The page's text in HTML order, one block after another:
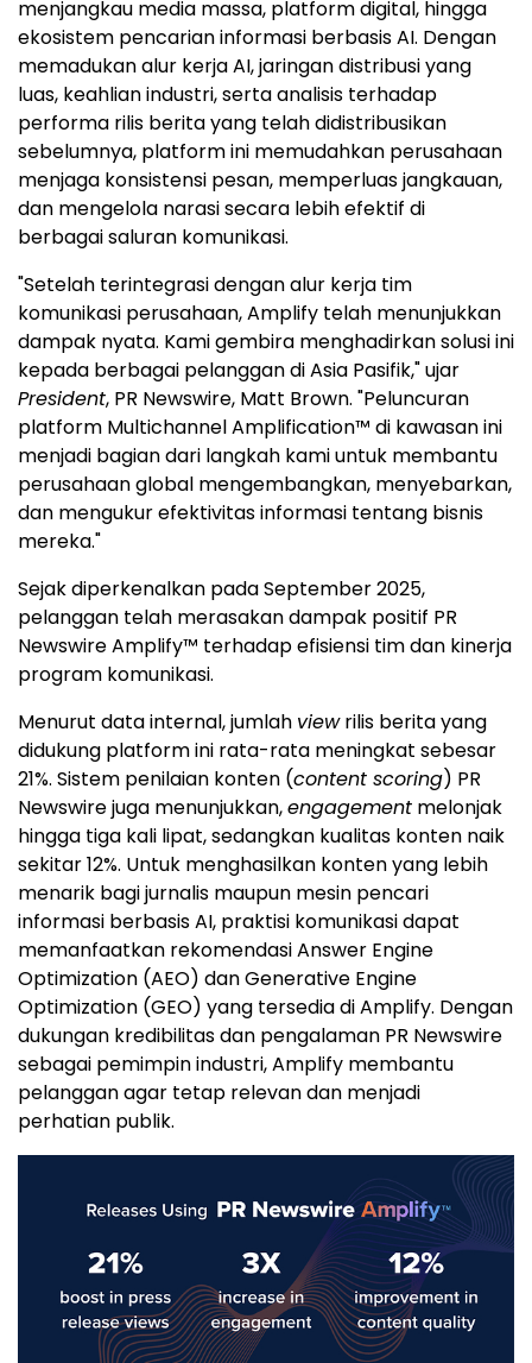
menjangkau media massa, platform digital, hingga
ekosistem pencarian informasi berbasis AI. Dengan
memadukan alur kerja AI, jaringan distribusi yang
luas, keahlian industri, serta analisis terhadap
performa rilis berita yang telah didistribusikan
sebelumnya, platform ini memudahkan perusahaan
menjaga konsistensi pesan, memperluas jangkauan,
dan mengelola narasi secara lebih efektif di
berbagai saluran komunikasi.
"Setelah terintegrasi dengan alur kerja tim
komunikasi perusahaan, Amplify telah menunjukkan
dampak nyata. Kami gembira menghadirkan solusi ini
kepada berbagai pelanggan di Asia Pasifik," ujar
President, PR Newswire, Matt Brown. "Peluncuran
platform Multichannel Amplification™ di kawasan ini
menjadi bagian dari langkah kami untuk membantu
perusahaan global mengembangkan, menyebarkan,
dan mengukur efektivitas informasi tentang bisnis
mereka."
Sejak diperkenalkan pada September 2025,
pelanggan telah merasakan dampak positif PR
Newswire Amplify™ terhadap efisiensi tim dan kinerja
program komunikasi.
Menurut data internal, jumlah viewrilis berita yang
didukung platform ini rata-rata meningkat sebesar
21%. Sistem penilaian konten (content scoring) PR
Newswire juga menunjukkan,engagement melonjak
hingga tiga kali lipat, sedangkan kualitas konten naik
sekitar 12%. Untuk menghasilkan konten yang lebih
menarik bagi jurnalis maupun mesin pencari
informasi berbasis AI, praktisi komunikasi dapat
memanfaatkan rekomendasi Answer Engine
Optimization (AEO) dan Generative Engine
Optimization (GEO) yang tersedia di Amplify. Dengan
dukungan kredibilitas dan pengalaman PR Newswire
sebagai pemimpin industri, Amplify membantu
pelanggan agar tetap relevan dan menjadi
perhatian publik.